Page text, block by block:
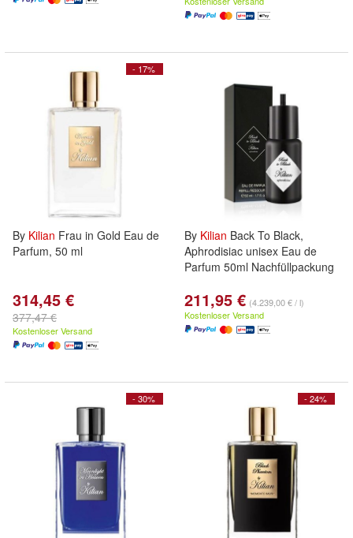
- 17%
By Kilian Frau in Gold Eau de
Parfum, 50 ml
314,45 €
377,47 €
Kostenloser Versand
By Kilian Back To Black,
Aphrodisiac unisex Eau de
Parfum 50ml Nachfüllpackung
211,95 € (4.239,00 € / l)
Kostenloser Versand
- 30% - 24%